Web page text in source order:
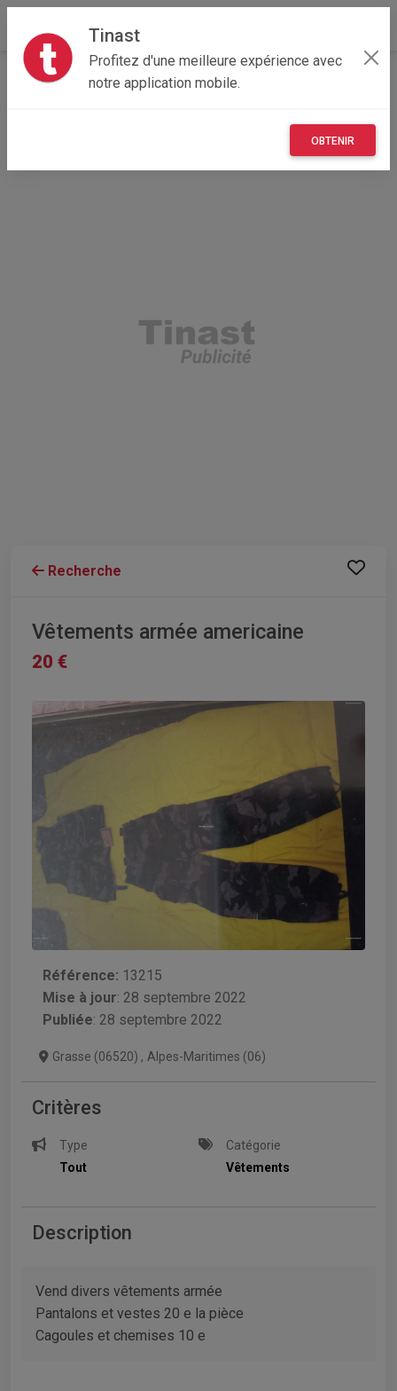
Tinast
Profitez d'une meilleure expérience avec
notre application mobile.
OBTENIR
Accueil
Vêtements et objets personnels
Vêtements armée americaine
Recherche
Vêtements armée americaine
20 €
Référence: 13215
Mise à jour: 28 septembre 2022
Publiée: 28 septembre 2022
Grasse (06520) , Alpes-Maritimes (06)
Critères
Type
Tout
Catégorie
Vêtements
Description
Vend divers vêtements armée
Pantalons et vestes 20 e la pièce
Cagoules et chemises 10 e